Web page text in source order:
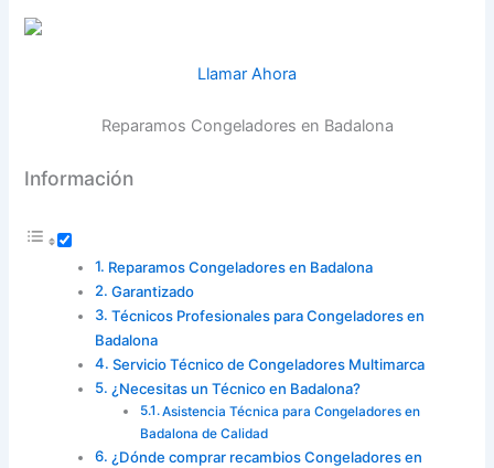
Llamar Ahora
Reparamos Congeladores en Badalona
Información
Reparamos Congeladores en Badalona
Garantizado
Técnicos Profesionales para Congeladores en
Badalona
Servicio Técnico de Congeladores Multimarca
¿Necesitas un Técnico en Badalona?
Asistencia Técnica para Congeladores en
Badalona de Calidad
¿Dónde comprar recambios Congeladores en